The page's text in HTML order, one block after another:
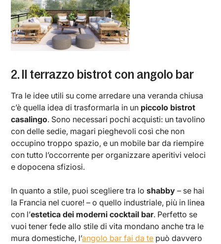
2. Il terrazzo bistrot con angolo bar
Tra le idee utili su come arredare una veranda chiusa
c’è quella idea di trasformarla in un piccolo bistrot
casalingo. Sono necessari pochi acquisti: un tavolino
con delle sedie, magari pieghevoli così che non
occupino troppo spazio, e un mobile bar da riempire
con tutto l’occorrente per organizzare aperitivi veloci
e dopocena sfiziosi.
In quanto a stile, puoi scegliere tra loshabby– se hai
la Francia nel cuore! – o quello industriale, più in linea
con l’estetica dei moderni cocktail bar. Perfetto se
vuoi tener fede allo stile di vita mondano anche tra le
mura domestiche, l’angolo bar fai da te può davvero